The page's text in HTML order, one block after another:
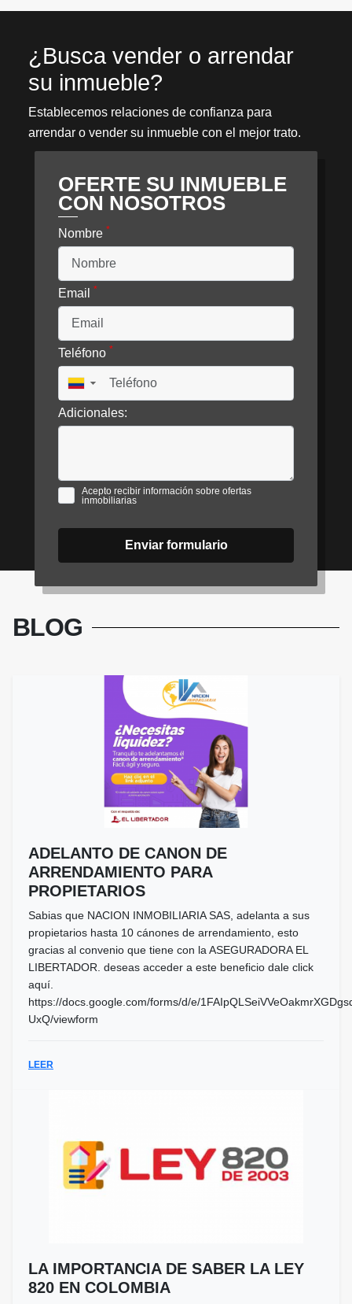
¿Busca vender o arrendar
su inmueble?
Establecemos relaciones de confianza para
arrendar o vender su inmueble con el mejor trato.
OFERTE SU INMUEBLE
CON NOSOTROS
Nombre *
Email *
Teléfono *
▼
Adicionales:
Acepto recibir información sobre ofertas
inmobiliarias
Enviar formulario
BLOG
ADELANTO DE CANON DE
ARRENDAMIENTO PARA
PROPIETARIOS
Sabias que NACION INMOBILIARIA SAS, adelanta a sus
propietarios hasta 10 cánones de arrendamiento, esto
gracias al convenio que tiene con la ASEGURADORA EL
LIBERTADOR. deseas acceder a este beneficio dale click
aquí.
https://docs.google.com/forms/d/e/
UxQ/viewform
LEER
LA IMPORTANCIA DE SABER LA LEY
820 EN COLOMBIA